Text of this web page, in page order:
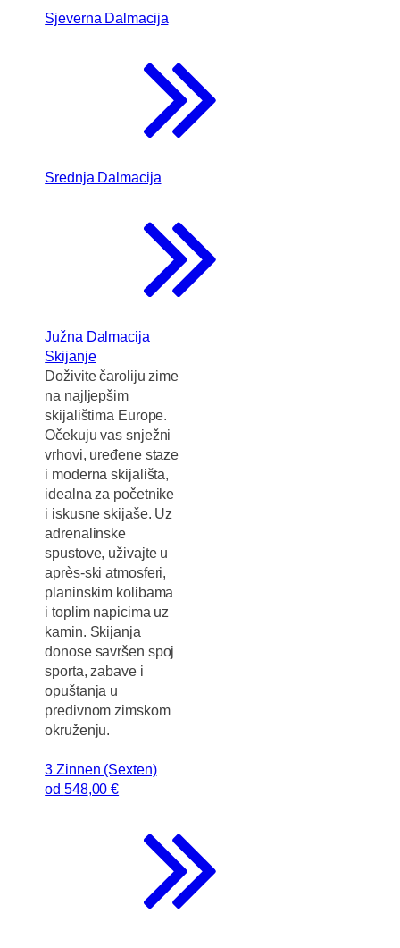
Sjeverna Dalmacija
Srednja Dalmacija
Južna Dalmacija
Skijanje
Doživite čaroliju zime
na najljepšim
skijalištima Europe.
Očekuju vas snježni
vrhovi, uređene staze
i moderna skijališta,
idealna za početnike
i iskusne skijaše. Uz
adrenalinske
spustove, uživajte u
après-ski atmosferi,
planinskim kolibama
i toplim napicima uz
kamin. Skijanja
donose savršen spoj
sporta, zabave i
opuštanja u
predivnom zimskom
okruženju.
3 Zinnen (Sexten)
od 548,00 €